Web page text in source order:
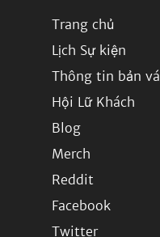
Trang chủ
Lịch Sự kiện
Thông tin bản vá
Hội Lữ Khách
Blog
Merch
Reddit
Facebook
Twitter